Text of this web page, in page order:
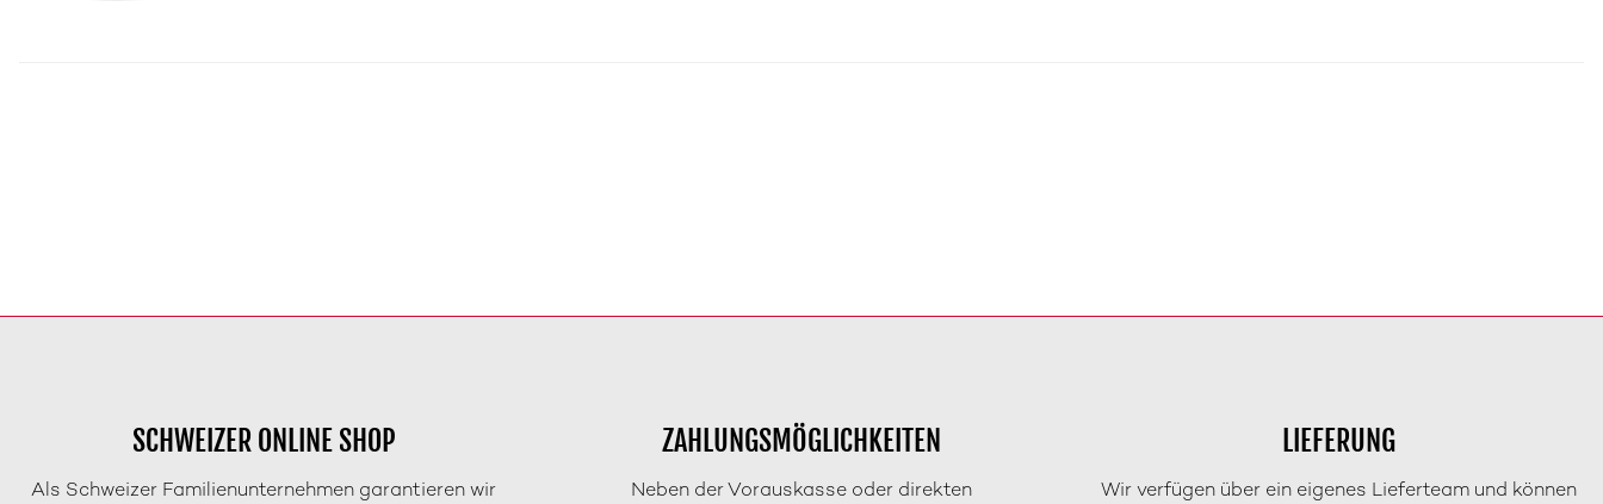
SCHWEIZER ONLINE SHOP
Als Schweizer Familienunternehmen garantieren wir
ZAHLUNGSMÖGLICHKEITEN
Neben der Vorauskasse oder direkten
LIEFERUNG
Wir verfügen über ein eigenes Lieferteam und können